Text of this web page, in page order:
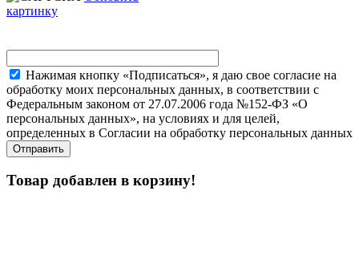
картинку
Нажимая кнопку «Подписаться», я даю свое согласие на
обработку моих персональных данных, в соответствии с
Федеральным законом от 27.07.2006 года №152-ФЗ «О
персональных данных», на условиях и для целей,
определенных в Согласии на обработку персональных данных
Товар добавлен в корзину!